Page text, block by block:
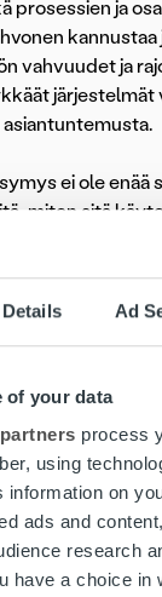
Details Ad
of your data
process
using
information on
ads and
research
have a choice in
prosessien ja
kannustaa
vahvuudet ja
järjestelmät
ei ole enää
miten sitä
ja
luomaan
eivät ole vain